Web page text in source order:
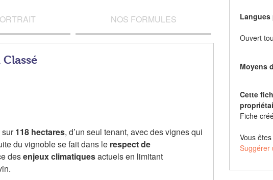
NOS FORMULES
sur118 hectares, d’un seul tenant, avec des vignes qui
du vignoble se fait dans le respect de
desenjeux climatiquesactuels en limitant
Langues
Ouvert
Moyens
Cette
Fiche
Vous
Suggérer